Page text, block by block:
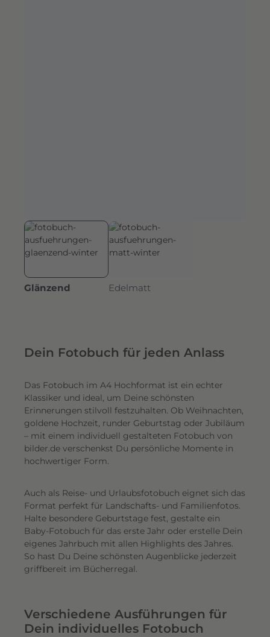
Glänzend Edelmatt
Dein Fotobuch für jeden Anlass
Das Fotobuch im A4 Hochformat ist ein echter
Klassiker und ideal, um Deine schönsten
Erinnerungen stilvoll festzuhalten. Ob Weihnachten,
goldene Hochzeit, runder Geburtstag oder Jubiläum
– mit einem individuell gestalteten Fotobuch von
bilder.de verschenkst Du persönliche Momente in
hochwertiger Form.
Auch als Reise- und Urlaubsfotobuch eignet sich das
Format perfekt für Landschafts- und Familienfotos.
Halte besondere Geburtstage fest, gestalte ein
Baby-Fotobuch für das erste Jahr oder erstelle Dein
eigenes Jahrbuch mit allen Highlights des Jahres.
So hast Du Deine schönsten Augenblicke jederzeit
griffbereit im Bücherregal.
Verschiedene Ausführungen für
Dein individuelles Fotobuch